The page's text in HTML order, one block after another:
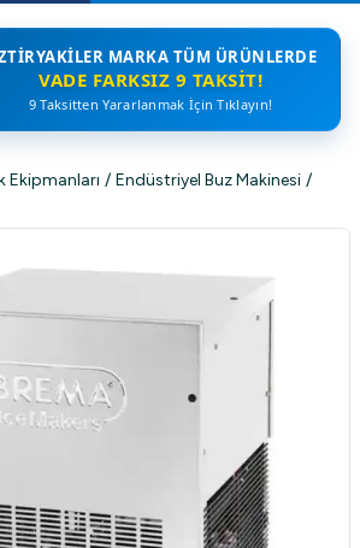
MARKA TÜM ÜRÜNLERDE
VADE FARKSIZ 9 TAKSIT!
9 Taksitten Yararlanmak İçin Tıklayın!
Ekipmanları / Endüstriyel Buz Makinesi /